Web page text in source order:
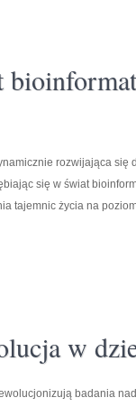
rozwijająca
się w świat
tajemnic życia na
w
badania